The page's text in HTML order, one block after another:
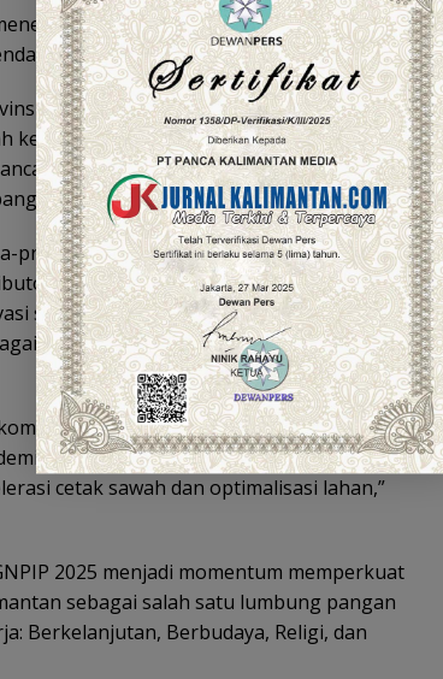
bahwa GNPIP menjadi momentum
inflasi pangan.
se-Kalimantan pada Agustus 2025 terjaga di
kerja keras TPIP dan TPID dalam menjaga
distribusi. Meski demikian, tantangan
strategis seperti beras,” ujarnya.
prasarana untuk petani, memperkuat kerja
hingga antar daerah di Kalimantan agar
seperti program Padi Apung dan Haruan
contoh nyata upaya diversifikasi pangan
lebih kuat antara pemerintah pusat,
untuk menjaga stabilitas pangan serta
cetak sawah dan optimalisasi lahan,”
2025 menjadi momentum memperkuat
sebagai salah satu lumbung pangan
Berkelanjutan, Berbudaya, Religi, dan